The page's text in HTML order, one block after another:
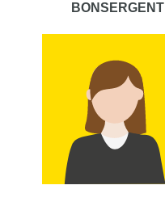
BONSERGENT